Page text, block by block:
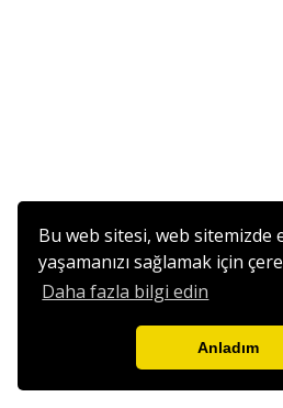
Bu web sitesi, web sitemizde
yaşamanızı sağlamak için
Daha fazla bilgi edin
Anladım